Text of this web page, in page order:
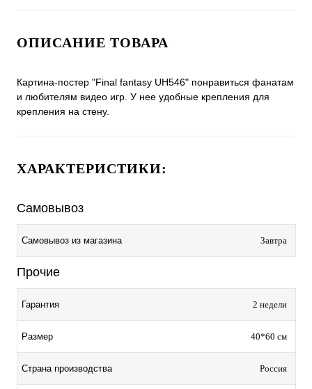
ОПИСАНИЕ ТОВАРА
Картина-постер "Final fantasy UH546" понравиться фанатам
и любителям видео игр. У нее удобные крепления для
крепления на стену.
ХАРАКТЕРИСТИКИ:
Самовывоз
Самовывоз из магазина Завтра
Прочие
Гарантия 2 недели
Размер 40*60 см
Страна производства Россия